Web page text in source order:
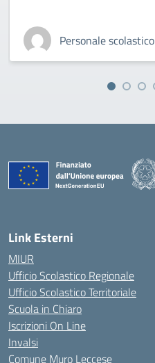
Personale scolastico
Link Esterni
MIUR
Ufficio Scolastico Regionale
Ufficio Scolastico Territoriale
Scuola in Chiaro
Iscrizioni On Line
Invalsi
Comune Muro Leccese